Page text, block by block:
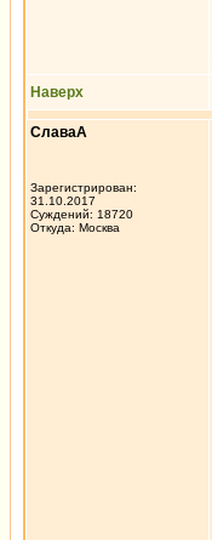
Наверх
СлаваА
Зарегистрирован:
31.10.2017
Суждений: 18720
Откуда: Москва